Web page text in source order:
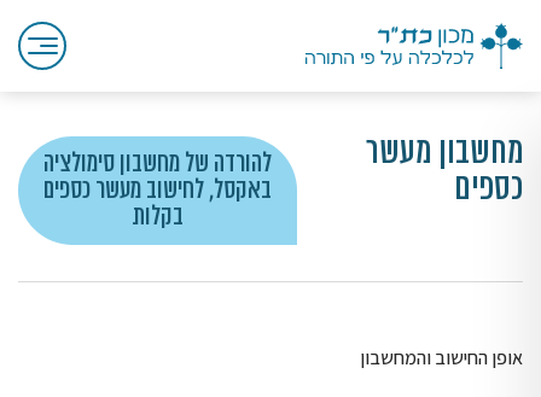
מחשבון מעשר
כספים
להורדה של מחשבון סימולציה
באקסל, לחישוב מעשר כספים
בקלות
אופן החישוב והמחשבון